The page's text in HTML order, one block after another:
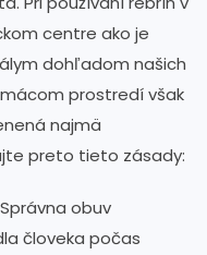
centre ako je
dohľadom našich
prostredí však
najmä
preto tieto zásady:
obuv
človeka počas